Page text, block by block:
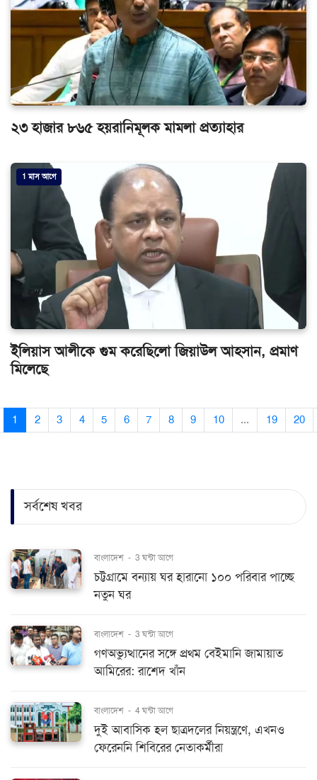
২৩ হাজার ৮৬৫ হয়রানিমূলক মামলা প্রত্যাহার
1 মাস আগে
ইলিয়াস আলীকে গুম করেছিলো জিয়াউল আহসান, প্রমাণ
মিলেছে
1 2 3 4 5 6 7 8 9 10 ... 19 20
সর্বশেষ খবর
বাংলাদেশ - 3 ঘন্টা আগে
চট্টগ্রামে বন্যায় ঘর হারানো ১০০ পরিবার পাচ্ছে
নতুন ঘর
বাংলাদেশ - 3 ঘন্টা আগে
গণঅভ্যুত্থানের সঙ্গে প্রথম বেইমানি জামায়াত
আমিরের: রাশেদ খাঁন
বাংলাদেশ - 4 ঘন্টা আগে
দুই আবাসিক হল ছাত্রদলের নিয়ন্ত্রণে, এখনও
ফেরেননি শিবিরের নেতাকর্মীরা